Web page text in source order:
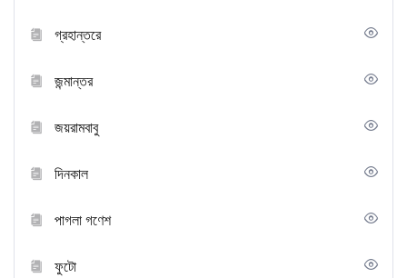
গ্রহান্তরে
জন্মান্তর
জয়রামবাবু
দিনকাল
পাগলা গণেশ
ফুটো